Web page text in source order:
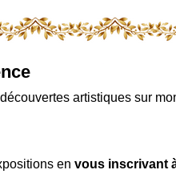
artistiques sur
en vous inscrivant